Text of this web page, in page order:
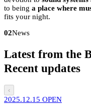
to being a place where
fits your night.
02News
Latest from the
Recent updates
‹
2025.12.15 OPEN